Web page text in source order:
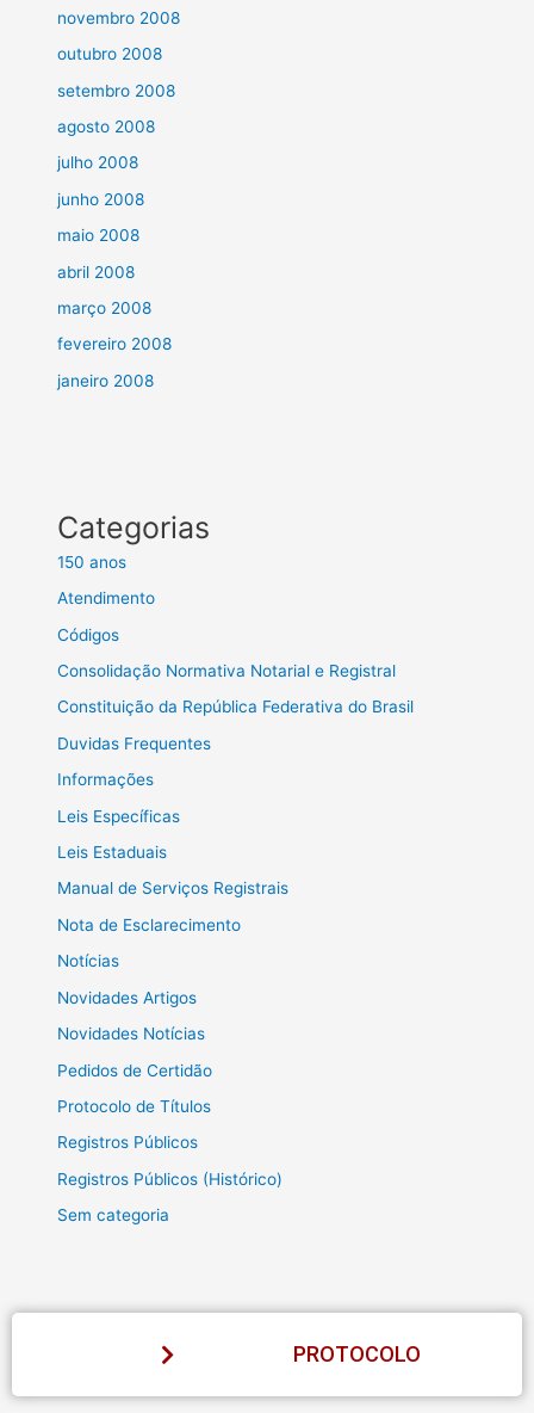
novembro 2008
outubro 2008
setembro 2008
agosto 2008
julho 2008
junho 2008
maio 2008
abril 2008
março 2008
fevereiro 2008
janeiro 2008
Categorias
150 anos
Atendimento
Códigos
Consolidação Normativa Notarial e Registral
Constituição da República Federativa do Brasil
Duvidas Frequentes
Informações
Leis Específicas
Leis Estaduais
Manual de Serviços Registrais
Nota de Esclarecimento
Notícias
Novidades Artigos
Novidades Notícias
Pedidos de Certidão
Protocolo de Títulos
Registros Públicos
Registros Públicos (Histórico)
Sem categoria
PROTOCOLO